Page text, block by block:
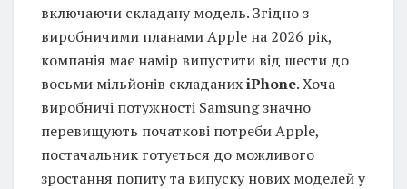
включаючи складану модель. Згідно з
виробничими планами Apple на 2026 рік,
компанія має намір випустити від шести до
восьми мільйонів складанихiPhone. Хоча
виробничі потужності Samsung значно
перевищують початкові потреби Apple,
постачальник готується до можливого
зростання попиту та випуску нових моделей у